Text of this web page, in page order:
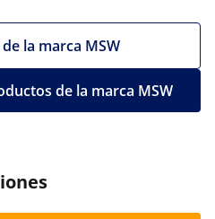
la marca MSW
de la marca MSW